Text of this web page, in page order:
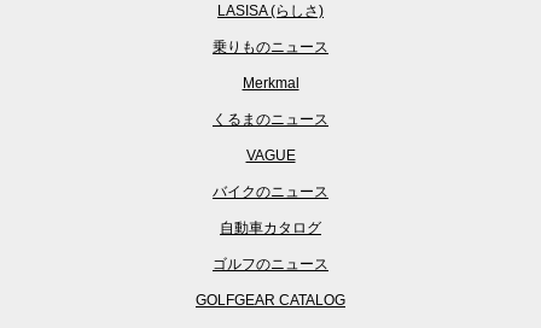
LASISA (らしさ)
乗りものニュース
Merkmal
くるまのニュース
VAGUE
バイクのニュース
自動車カタログ
ゴルフのニュース
GOLFGEAR CATALOG